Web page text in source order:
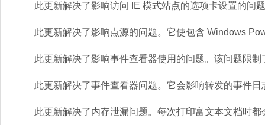
此更新解决了影响访问 IE 模式站点的选项卡设置的问
此更新解决了影响点源的问题。它使包含 Windows
此更新解决了影响事件查看器使用的问题。该问题限制
此更新解决了事件查看器问题。它会影响转发的事件日
此更新解决了内存泄漏问题。每次打印富文本文档时都